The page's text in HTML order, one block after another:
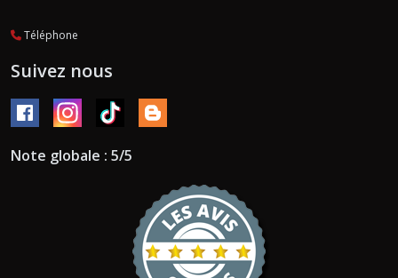
Téléphone
Suivez nous
Note globale : 5/5